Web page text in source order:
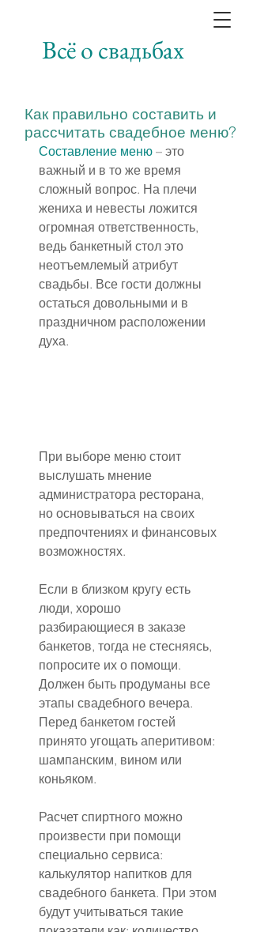
Всё о свадьбах
Как правильно составить и
рассчитать свадебное меню?
Составление меню – это
важный и в то же время
сложный вопрос. На плечи
жениха и невесты ложится
огромная ответственность,
ведь банкетный стол это
неотъемлемый атрибут
свадьбы. Все гости должны
остаться довольными и в
праздничном расположении
духа.
При выборе меню стоит
выслушать мнение
администратора ресторана,
но основываться на своих
предпочтениях и финансовых
возможностях.
Если в близком кругу есть
люди, хорошо
разбирающиеся в заказе
банкетов, тогда не стесняясь,
попросите их о помощи.
Должен быть продуманы все
этапы свадебного вечера.
Перед банкетом гостей
принято угощать аперитивом:
шампанским, вином или
коньяком.
Расчет спиртного можно
произвести при помощи
специально сервиса:
калькулятор напитков для
свадебного банкета. При этом
будут учитываться такие